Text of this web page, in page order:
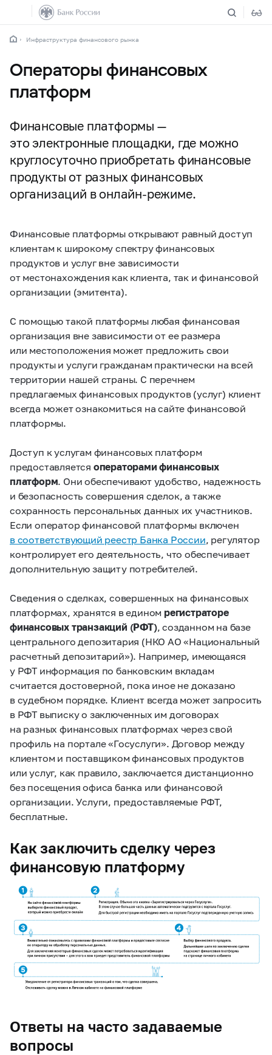
Инфраструктура финансового рынка
Операторы финансовых
платформ
Финансовые платформы —
это электронные площадки, где можно
круглосуточно приобретать финансовые
продукты от разных финансовых
организаций в онлайн-режиме.
Финансовые платформы открывают равный доступ
клиентам к широкому спектру финансовых
продуктов и услуг вне зависимости
от местонахождения как клиента, так и финансовой
организации (эмитента).
С помощью такой платформы любая финансовая
организация вне зависимости от ее размера
или местоположения может предложить свои
продукты и услуги гражданам практически на всей
территории нашей страны. С перечнем
предлагаемых финансовых продуктов (услуг) клиент
всегда может ознакомиться на сайте финансовой
платформы.
Доступ к услугам финансовых платформ
предоставляется операторами финансовых
платформ. Они обеспечивают удобство, надежность
и безопасность совершения сделок, а также
сохранность персональных данных их участников.
Если оператор финансовой платформы включен
в соответствующий реестр Банка России, регулятор
контролирует его деятельность, что обеспечивает
дополнительную защиту потребителей.
Сведения о сделках, совершенных на финансовых
платформах, хранятся в едином регистраторе
финансовых транзакций (РФТ), созданном на базе
центрального депозитария (НКО АО «Национальный
расчетный депозитарий»). Например, имеющаяся
у РФТ информация по банковским вкладам
считается достоверной, пока иное не доказано
в судебном порядке. Клиент всегда может запросить
в РФТ выписку о заключенных им договорах
на разных финансовых платформах через свой
профиль на портале «Госуслуги». Договор между
клиентом и поставщиком финансовых продуктов
или услуг, как правило, заключается дистанционно
без посещения офиса банка или финансовой
организации. Услуги, предоставляемые РФТ,
бесплатные.
Как заключить сделку через
финансовую платформу
Ответы на часто задаваемые
вопросы